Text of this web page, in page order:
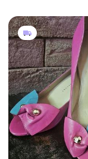
короткий рукав